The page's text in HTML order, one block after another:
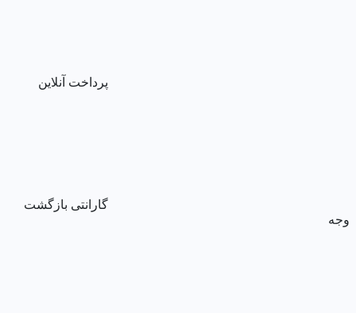
پرداخت آنلاین
گارانتی بازگشت
وجه